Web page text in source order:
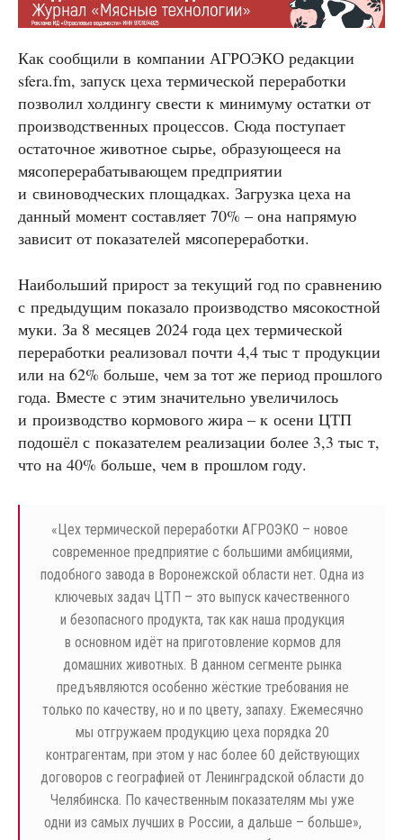
Как сообщили в компании АГРОЭКО редакции
sfera.fm, запуск цеха термической переработки
позволил холдингу свести к минимуму остатки от
производственных процессов. Сюда поступает
остаточное животное сырье, образующееся на
мясоперерабатывающем предприятии
и свиноводческих площадках. Загрузка цеха на
данный момент составляет 70% – она напрямую
зависит от показателей мясопереработки.
Наибольший прирост за текущий год по сравнению
с предыдущим показало производство мясокостной
муки. За 8 месяцев 2024 года цех термической
переработки реализовал почти 4,4 тыс т продукции
или на 62% больше, чем за тот же период прошлого
года. Вместе с этим значительно увеличилось
и производство кормового жира – к осени ЦТП
подошёл с показателем реализации более 3,3 тыс т,
что на 40% больше, чем в прошлом году.
« Цех термической переработки АГРОЭКО – новое
современное предприятие с большими амбициями,
подобного завода в Воронежской области нет. Одна из
ключевых задач ЦТП – это выпуск качественного
и безопасного продукта, так как наша продукция
в основном идёт на приготовление кормов для
домашних животных. В данном сегменте рынка
предъявляются особенно жёсткие требования не
только по качеству, но и по цвету, запаху. Ежемесячно
мы отгружаем продукцию цеха порядка 20
контрагентам, при этом у нас более 60 действующих
договоров с географией от Ленинградской области до
Челябинска. По качественным показателям мы уже
одни из самых лучших в России, а дальше – больше»,